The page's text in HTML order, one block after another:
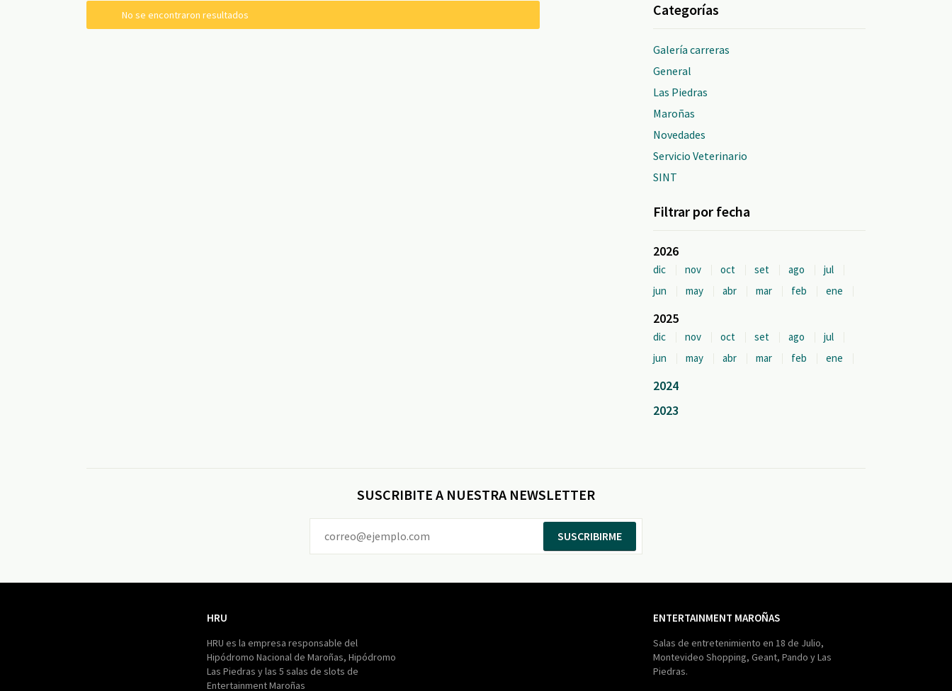
No se encontraron resultados Categorías
Galería carreras
General
Las Piedras
Maroñas
Novedades
Servicio Veterinario
SINT
Filtrar por fecha
2026
dic nov oct set ago
jul
jun
may abr mar feb ene
2025
dic nov oct set ago
jul
jun
may abr mar feb ene
2024
2023
SUSCRIBITE A NUESTRA NEWSLETTER
SUSCRIBIRME
HRU
HRU es la empresa responsable del
Hipódromo Nacional de Maroñas, Hipódromo
Las Piedras y las 5 salas de slots de
Entertainment Maroñas
ENTERTAINMENT MAROÑAS
Salas de entretenimiento en 18 de Julio,
Montevideo Shopping, Geant, Pando y Las
Piedras.